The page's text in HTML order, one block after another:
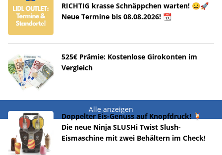
RICHTIG krasse Schnäppchen warten! 😀🚀
Neue Termine bis 08.08.2026! 📆
525€ Prämie: Kostenlose Girokonten im
Vergleich
Alle anzeigen
Doppelter Eis-Genuss auf Knopfdruck! 🍹
Die neue Ninja SLUSHi Twist Slush-
Eismaschine mit zwei Behältern im Check!